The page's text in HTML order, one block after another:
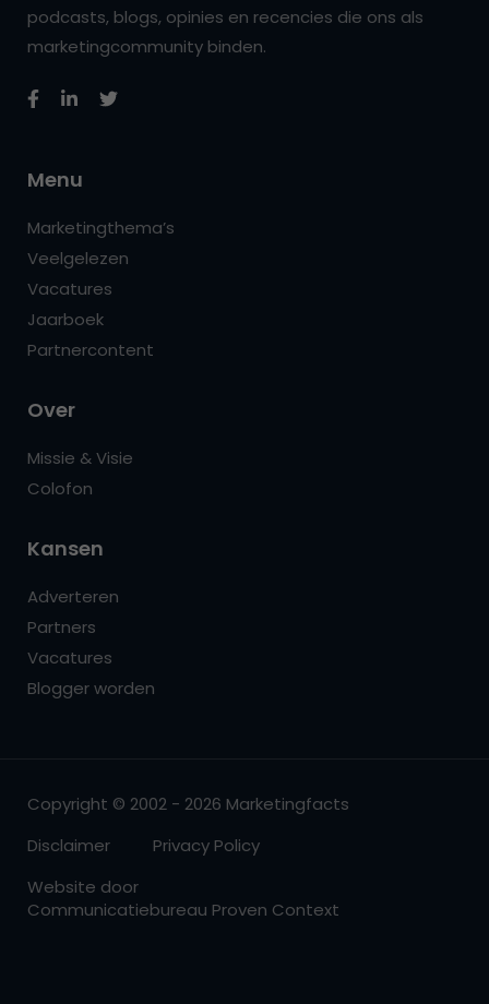
podcasts, blogs, opinies en recencies die ons als
marketingcommunity binden.
Menu
Marketingthema’s
Veelgelezen
Vacatures
Jaarboek
Partnercontent
Over
Missie & Visie
Colofon
Kansen
Adverteren
Partners
Vacatures
Blogger worden
Copyright © 2002 - 2026 Marketingfacts
Disclaimer
Privacy Policy
Website door
Communicatiebureau Proven Context